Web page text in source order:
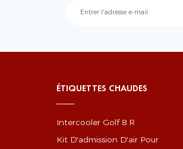
ÉTIQUETTES CHAUDES
Intercooler Golf 8 R
Kit D'admission D'air Pour